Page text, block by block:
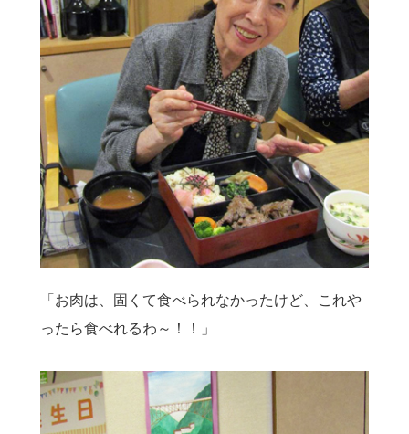
「お肉は、固くて食べられなかったけど、これや
ったら食べれるわ～！！」